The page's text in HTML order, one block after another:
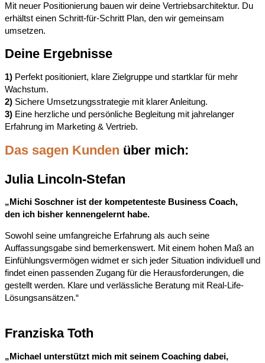
Mit neuer Positionierung bauen wir deine Vertriebsarchitektur. Du
erhältst einen Schritt-für-Schritt Plan, den wir gemeinsam
umsetzen.
Deine Ergebnisse
1) Perfekt positioniert, klare Zielgruppe und startklar für mehr
Wachstum.
2) Sichere Umsetzungsstrategie mit klarer Anleitung.
3) Eine herzliche und persönliche Begleitung mit jahrelanger
Erfahrung im Marketing & Vertrieb.
Das sagen Kunden über mich:
Julia Lincoln-Stefan
„Michi Soschner ist der kompetenteste Business Coach,
den ich bisher kennengelernt habe.
Sowohl seine umfangreiche Erfahrung als auch seine
Auffassungsgabe sind bemerkenswert. Mit einem hohen Maß an
Einfühlungsvermögen widmet er sich jeder Situation individuell und
findet einen passenden Zugang für die Herausforderungen, die
gestellt werden. Klare und verlässliche Beratung mit Real-Life-
Lösungsansätzen.“
Franziska Toth
„Michael unterstützt mich mit seinem Coaching dabei,